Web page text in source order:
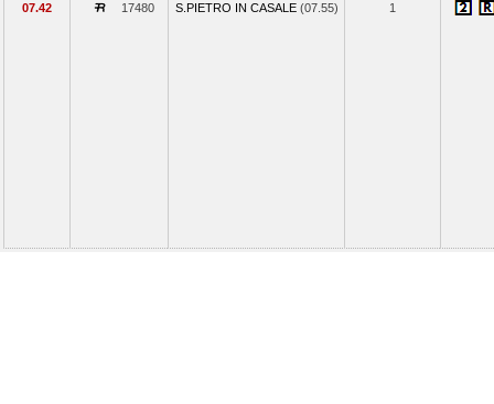
07.42 17480 S.PIETRO IN CASALE (07.55) 1